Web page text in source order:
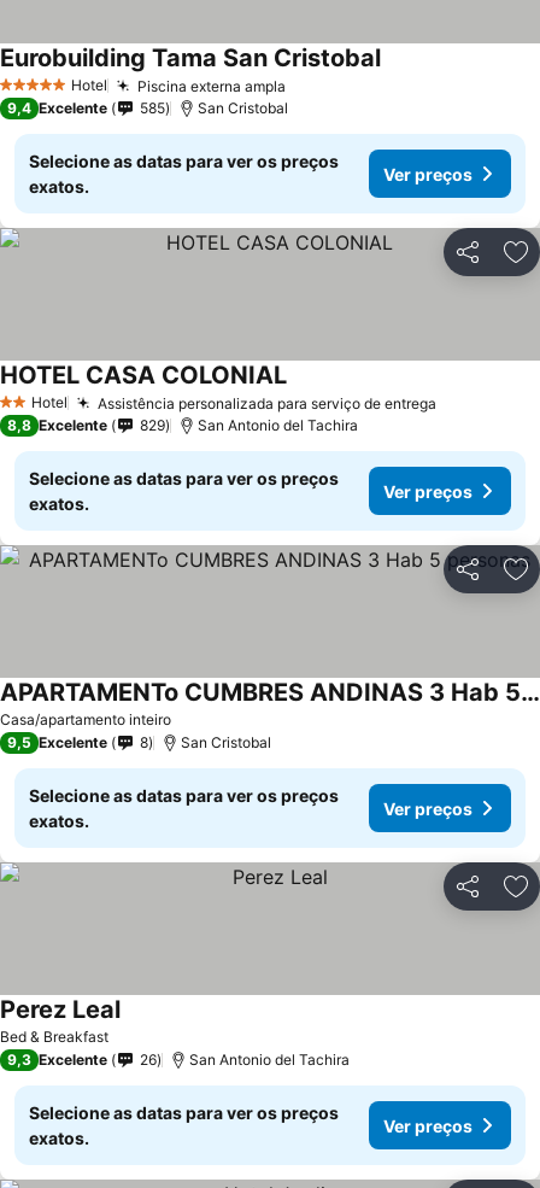
5 Estrelas Hotel Piscina externa ampla
Eurobuilding Tama San CristobalVer preços
9,4 Excelente 585 San Cristobal
Selecione as datas para ver os preços
exatos.
Ver preços
Partilhar
2 Estrelas
Hotel Assistência personalizada para serviço de entrega
HOTEL CASA COLONIALVer preços
8,8 Excelente 829 San Antonio del Tachira
Selecione as datas para ver os preços
exatos.
Ver preços
Partilhar
Casa/apartamento inteiro
APARTAMENTo CUMBRES ANDINAS 3 Hab 5 personas
Ver preços
9,5 Excelente 8 San Cristobal
Selecione as datas para ver os preços
exatos.
Ver preços
Partilhar
Bed & Breakfast
Perez LealVer preços
9,3 Excelente 26 San Antonio del Tachira
Selecione as datas para ver os preços
exatos.
Ver preços